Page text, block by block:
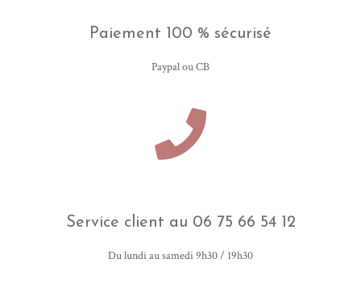
Paiement 100 % sécurisé
Paypal ou CB
Service client au 06 75 66 54 12
Du lundi au samedi 9h30 / 19h30